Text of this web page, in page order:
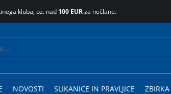
kluba, oz. nad 100 EURza nečlane.
NOVOSTI SLIKANICE IN PRAVLJICE